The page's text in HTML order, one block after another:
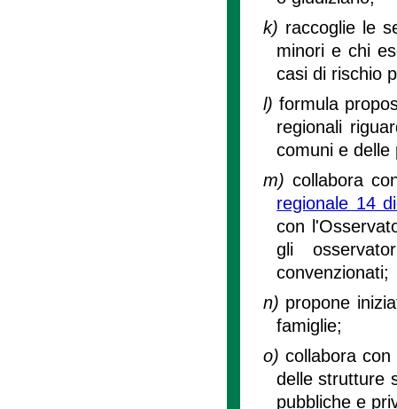
k) raccoglie le
minori e chi
casi di rischio
l) formula
regionali
comuni e delle
m) collabora
regionale 14
con
gli
convenzionati;
n) propone
famiglie;
o) collabora
delle strutture
pubbliche e